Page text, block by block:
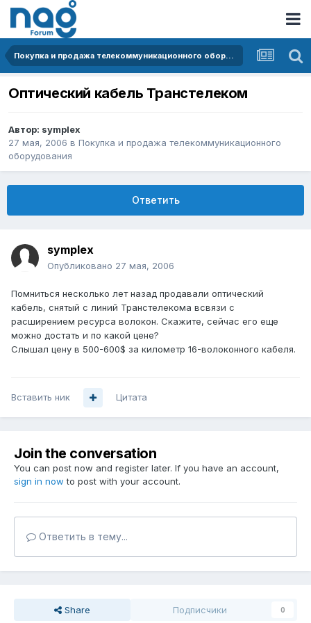
Покупка и продажа телекоммуникационного оборудования
Оптический кабель Транстелеком
Автор: symplex
27 мая, 2006 в Покупка и продажа телекоммуникационного
оборудования
Ответить
symplex
Опубликовано 27 мая, 2006
Помниться несколько лет назад продавали оптический
кабель, снятый с линий Транстелекома всвязи с
расширением ресурса волокон. Скажите, сейчас его еще
можно достать и по какой цене?
Слышал цену в 500-600$ за километр 16-волоконного кабеля.
Вставить ник Цитата
Join the conversation
You can post now and register later. If you have an account,
sign in now to post with your account.
Ответить в тему...
Share Подписчики 0